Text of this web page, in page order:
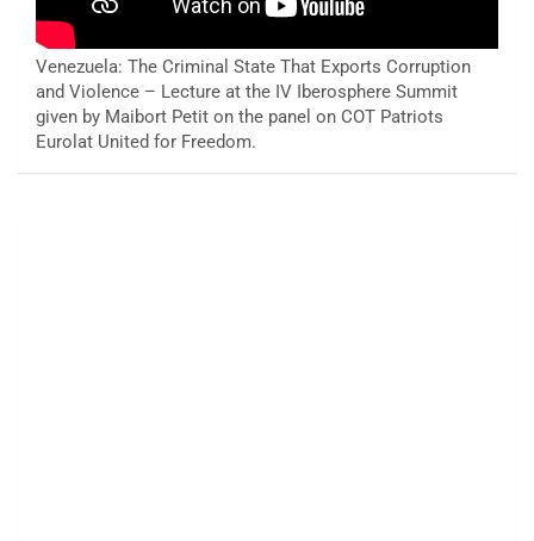
Venezuela: The Criminal State That Exports Corruption
and Violence – Lecture at the IV Iberosphere Summit
given by Maibort Petit on the panel on COT Patriots
Eurolat United for Freedom.